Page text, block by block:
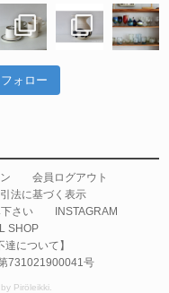
フォロー
会員ログアウト
法に基づく表示
さい
INSTAGRAM
SHOP
について】
731021900041号
Piröleikki.